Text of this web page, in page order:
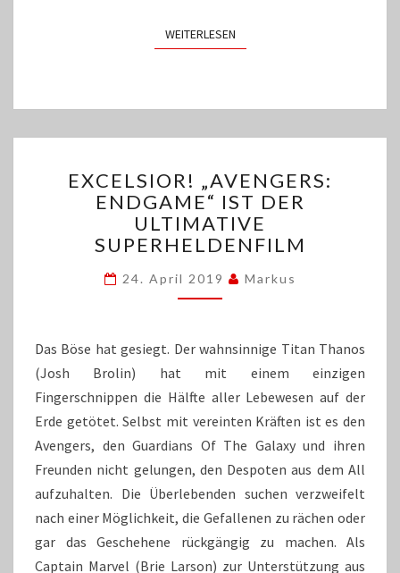
WEITERLESENWEITERLESEN
„AVENGERS:
ENDGAME“
IST
DER
SUPERHELDENFILM
EXCELSIOR! „AVENGERS:
ENDGAME“ IST DER
ULTIMATIVE
SUPERHELDENFILM
24. April 2019 Markus
Das Böse hat gesiegt. Der wahnsinnige Titan Thanos
(Josh Brolin) hat mit einem einzigen
Fingerschnippen die Hälfte aller Lebewesen auf der
Erde getötet. Selbst mit vereinten Kräften ist es den
Avengers, den Guardians Of The Galaxy und ihren
Freunden nicht gelungen, den Despoten aus dem All
aufzuhalten. Die Überlebenden suchen verzweifelt
nach einer Möglichkeit, die Gefallenen zu rächen oder
gar das Geschehene rückgängig zu machen. Als
Captain Marvel (Brie Larson) zur Unterstützung aus